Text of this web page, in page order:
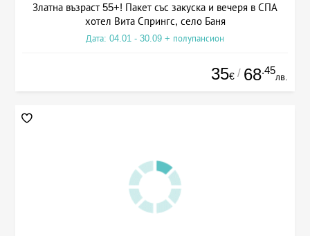
Златна възраст 55+! Пакет със закуска и вечеря в СПА
хотел Вита Спрингс, село Баня
Дата: 04.01 - 30.09 + полупансион
35€ / 68.45
лв.